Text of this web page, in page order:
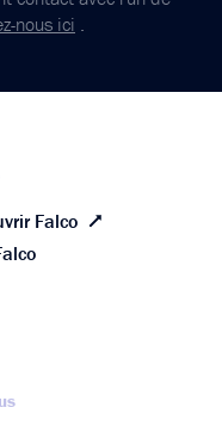
nous ici .
Falco